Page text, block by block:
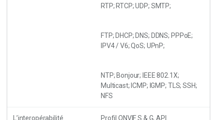
RTP; RTCP; UDP; SMTP;
FTP; DHCP; DNS; DDNS; PPPoE;
IPV4 / V6; QoS; UPnP;
NTP; Bonjour; IEEE 802.1X;
Multicast; ICMP; IGMP; TLS; SSH;
NFS
L’interopérabilité Profil ONVIF S & G, API